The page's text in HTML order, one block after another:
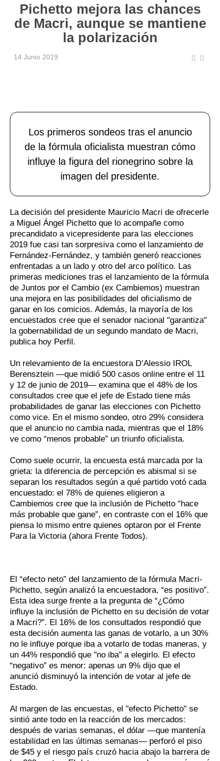
Pichetto mejora las chances
de Macri, aunque se mantiene
la polarización
14 Junio 2019
Los primeros sondeos tras el anuncio
de la fórmula oficialista muestran cómo
influye la figura del rionegrino sobre la
imagen del presidente.
La decisión del presidente Mauricio Macri de ofrecerle
a Miguel Ángel Pichetto que lo acompañe como
precandidato a vicepresidente para las elecciones
2019 fue casi tan sorpresiva como el lanzamiento de
Fernández-Fernández, y también generó reacciones
enfrentadas a un lado y otro del arco político. Las
primeras mediciones tras el lanzamiento de la fórmula
de Juntos por el Cambio (ex Cambiemos) muestran
una mejora en las posibilidades del oficialismo de
ganar en los comicios. Además, la mayoría de los
encuestados cree que el senador nacional "garantiza"
la gobernabilidad de un segundo mandato de Macri,
publica hoy Perfil.
Un relevamiento de la encuestora D’Alessio IROL
Berensztein —que midió 500 casos online entre el 11
y 12 de junio de 2019— examina que el 48% de los
consultados cree que el jefe de Estado tiene más
probabilidades de ganar las elecciones con Pichetto
como vice. En el mismo sondeo, otro 29% considera
que el anuncio no cambia nada, mientras que el 18%
ve como “menos probable” un triunfo oficialista.
Como suele ocurrir, la encuesta está marcada por la
grieta: la diferencia de percepción es abismal si se
separan los resultados según a qué partido votó cada
encuestado: el 78% de quienes eligieron a
Cambiemos cree que la inclusión de Pichetto “hace
más probable que gane”, en contraste con el 16% que
piensa lo mismo entre quienes optaron por el Frente
Para la Victoria (ahora Frente Todos).
El “efecto neto” del lanzamiento de la fórmula Macri-
Pichetto, según analizó la encuestadora, “es positivo”.
Esta idea surge frente a la pregunta de “¿Cómo
influye la inclusión de Pichetto en su decisión de votar
a Macri?”. El 16% de los consultados respondió que
esta decisión aumenta las ganas de votarlo, a un 30%
no le influye porque iba a votarlo de todas maneras, y
un 44% respondió que "no iba" a elegirlo. El efecto
“negativo” es menor: apenas un 9% dijo que el
anunció disminuyó la intención de votar al jefe de
Estado.
Al margen de las encuestas, el "efecto Pichetto" se
sintió ante todo en la reacción de los mercados:
después de varias semanas, el dólar —que mantenía
estabilidad en las últimas semanas— perforó el piso
de $45 y el riesgo país cruzó hacia abajo la barrera de